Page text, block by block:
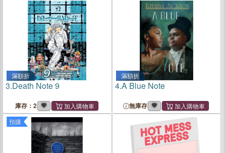
滿額折
3.Death Note 9
庫存：2
滿額折
4.A Blue Note
無庫存
預購